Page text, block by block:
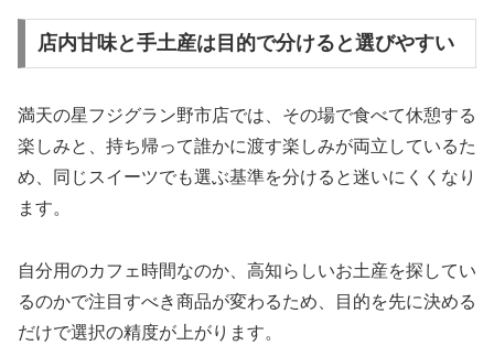
店内甘味と手土産は目的で分けると選びやすい
満天の星フジグラン野市店では、その場で食べて休憩する
楽しみと、持ち帰って誰かに渡す楽しみが両立しているた
め、同じスイーツでも選ぶ基準を分けると迷いにくくなり
ます。
自分用のカフェ時間なのか、高知らしいお土産を探してい
るのかで注目すべき商品が変わるため、目的を先に決める
だけで選択の精度が上がります。